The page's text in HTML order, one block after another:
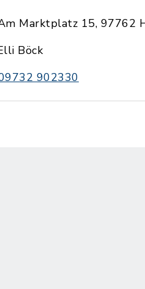
Marktplatz 15, 97762
Böck
902330